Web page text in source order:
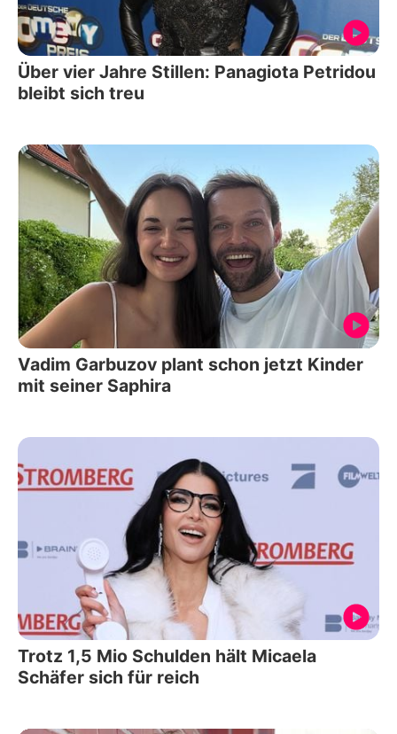
Über vier Jahre Stillen: Panagiota Petridou
bleibt sich treu
Vadim Garbuzov plant schon jetzt Kinder
mit seiner Saphira
Trotz 1,5 Mio Schulden hält Micaela
Schäfer sich für reich